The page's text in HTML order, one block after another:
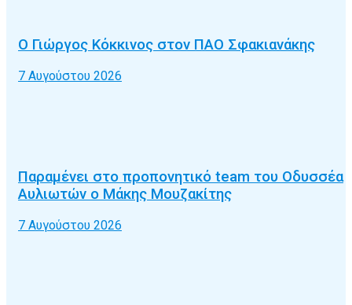
Ο Γιώργος Κόκκινος στον ΠΑΟ Σφακιανάκης
7 Αυγούστου 2026
Παραμένει στο προπονητικό team του Οδυσσέα
Αυλιωτών ο Μάκης Μουζακίτης
7 Αυγούστου 2026